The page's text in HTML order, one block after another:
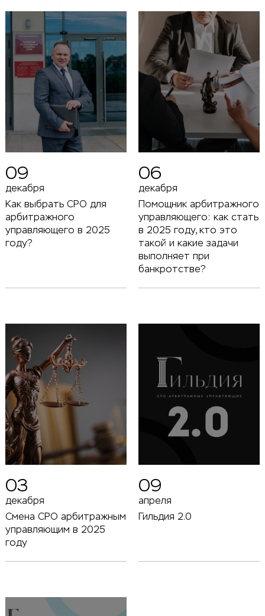
09
декабря
Как выбрать СРО для
арбитражного
управляющего в 2025
году?
06
декабря
Помощник арбитражного
управляющего: как стать
в 2025 году, кто это
такой и какие задачи
выполняет при
банкротстве?
03
декабря
Смена СРО арбитражным
управляющим в 2025
году
09
апреля
Гильдия 2.0